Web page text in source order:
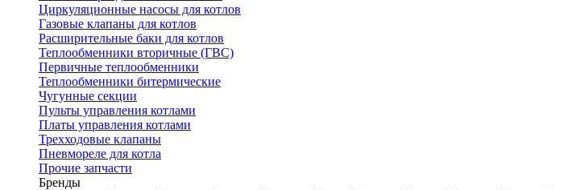
Циркуляционные насосы для котлов
Газовые клапаны для котлов
Расширительные баки для котлов
Теплообменники вторичные (ГВС)
Первичные теплообменники
Теплообменники битермические
Чугунные секции
Пульты управления котлами
Платы управления котлами
Трехходовые клапаны
Пневмореле для котла
Прочие запчасти
Бренды